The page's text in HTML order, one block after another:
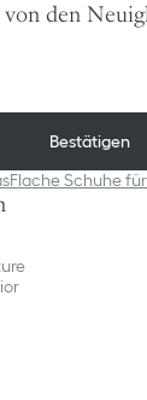
von den
Bestätigen
Flache Schuhe